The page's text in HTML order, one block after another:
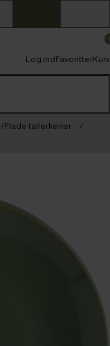
Log indFavoritterKurv
Flade tallerkener